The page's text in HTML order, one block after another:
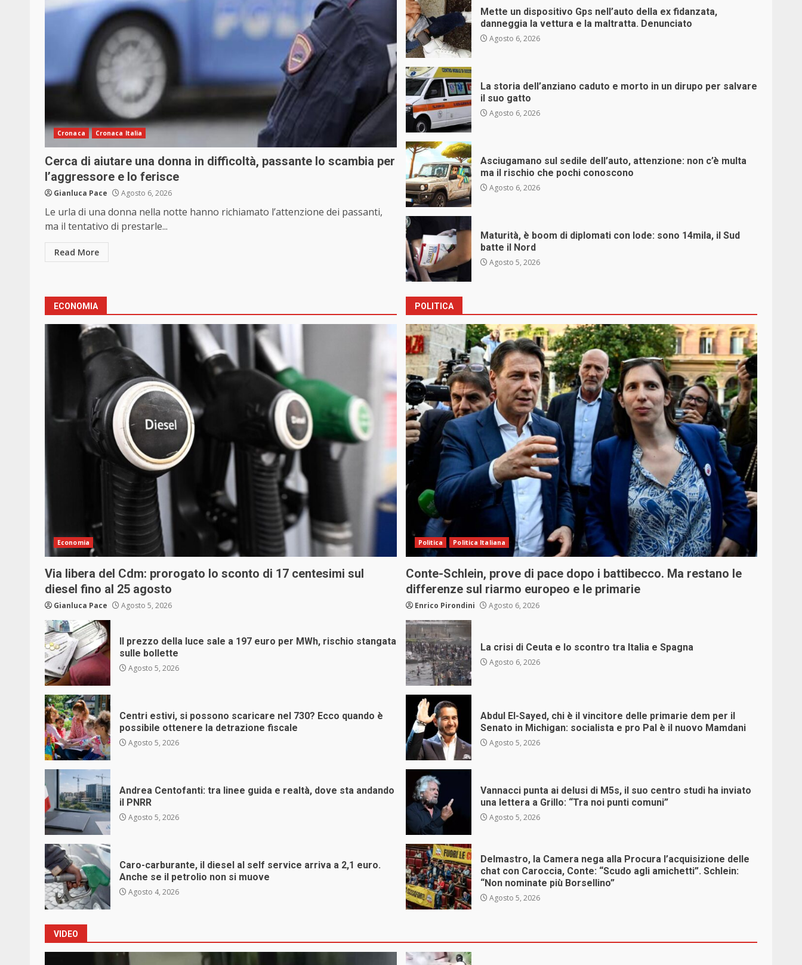
Cronaca Cronaca Italia
Cerca di aiutare una donna in difficoltà, passante lo scambia per
l’aggressore e lo ferisce
Gianluca Pace Agosto 6, 2026
Le urla di una donna nella notte hanno richiamato l’attenzione dei passanti,
ma il tentativo di prestarle...
Read More
Mette un dispositivo Gps nell’auto della ex fidanzata,
danneggia la vettura e la maltratta. Denunciato
Agosto 6, 2026
La storia dell’anziano caduto e morto in un dirupo per salvare
il suo gatto
Agosto 6, 2026
Asciugamano sul sedile dell’auto, attenzione: non c’è multa
ma il rischio che pochi conoscono
Agosto 6, 2026
Maturità, è boom di diplomati con lode: sono 14mila, il Sud
batte il Nord
Agosto 5, 2026
ECONOMIA
Economia
Via libera del Cdm: prorogato lo sconto di 17 centesimi sul
diesel fino al 25 agosto
Gianluca Pace Agosto 5, 2026
Il prezzo della luce sale a 197 euro per MWh, rischio stangata
sulle bollette
Agosto 5, 2026
Centri estivi, si possono scaricare nel 730? Ecco quando è
possibile ottenere la detrazione fiscale
Agosto 5, 2026
Andrea Centofanti: tra linee guida e realtà, dove sta andando
il PNRR
Agosto 5, 2026
Caro-carburante, il diesel al self service arriva a 2,1 euro.
Anche se il petrolio non si muove
Agosto 4, 2026
POLITICA
Politica Politica Italiana
Conte-Schlein, prove di pace dopo i battibecco. Ma restano le
differenze sul riarmo europeo e le primarie
Enrico Pirondini Agosto 6, 2026
La crisi di Ceuta e lo scontro tra Italia e Spagna
Agosto 6, 2026
Abdul El-Sayed, chi è il vincitore delle primarie dem per il
Senato in Michigan: socialista e pro Pal è il nuovo Mamdani
Agosto 5, 2026
Vannacci punta ai delusi di M5s, il suo centro studi ha inviato
una lettera a Grillo: “Tra noi punti comuni”
Agosto 5, 2026
Delmastro, la Camera nega alla Procura l’acquisizione delle
chat con Caroccia, Conte: “Scudo agli amichetti”. Schlein:
“Non nominate più Borsellino”
Agosto 5, 2026
VIDEO